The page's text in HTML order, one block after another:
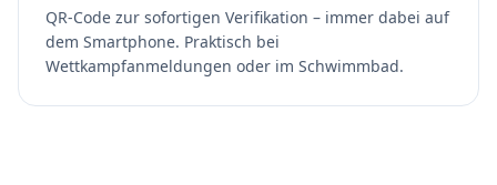
QR-Code zur sofortigen Verifikation – immer dabei auf
dem Smartphone. Praktisch bei
Wettkampfanmeldungen oder im Schwimmbad.